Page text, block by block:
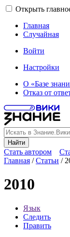
Открыть
Главная
Случайная
Войти
Настройки
О «Базе
Отказ от
Найти
Стать автором
Главная /Статьи /
2010
Язык
Следить
Править